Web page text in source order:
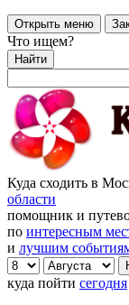
Открыть меню
Что ищем?
Найти
Куда сходить в
области
помощник и
по интересным
и лучшим
куда пойти сегодня